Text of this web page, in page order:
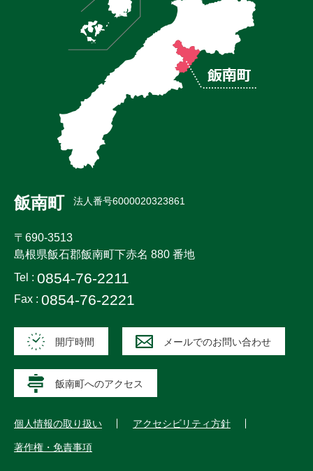
飯南町 法人番号6000020323861
〒690-3513
島根県飯石郡飯南町下赤名 880 番地
Tel : 0854-76-2211
Fax : 0854-76-2221
開庁時間 メールでのお問い合わせ
飯南町へのアクセス
個人情報の取り扱い アクセシビリティ方針
著作権・免責事項